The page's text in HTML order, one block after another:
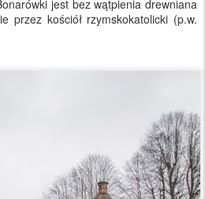
jest bez wątpienia drewniana
przez kościół rzymskokatolicki (p.w.